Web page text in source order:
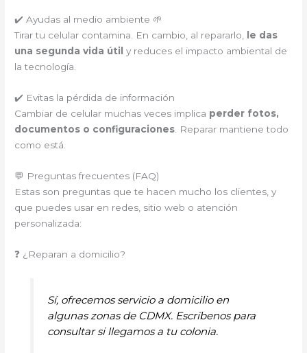
✔️ Ayudas al medio ambiente 🌱
Tirar tu celular contamina. En cambio, al repararlo, le das
una segunda vida útil y reduces el impacto ambiental de
la tecnología.
✔️ Evitas la pérdida de información
Cambiar de celular muchas veces implica perder fotos,
documentos o configuraciones. Reparar mantiene todo
como está.
💬 Preguntas frecuentes (FAQ)
Estas son preguntas que te hacen mucho los clientes, y
que puedes usar en redes, sitio web o atención
personalizada:
❓ ¿Reparan a domicilio?
Sí, ofrecemos servicio a domicilio en
algunas zonas de CDMX. Escríbenos para
consultar si llegamos a tu colonia.